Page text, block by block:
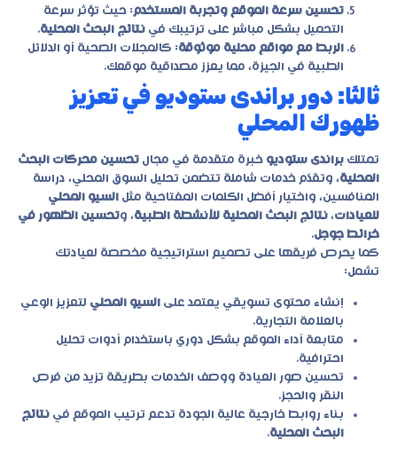
تحسين سرعة الموقع وتجربة المستخدم: حيث تؤثر سرعة
التحميل بشكل مباشر على ترتيبك في نتائج البحث المحلية.
الربط مع مواقع محلية موثوقة: كالمجلات الصحية أو الدلائل
الطبية في الجيزة، مما يعزز مصداقية موقعك.
ثالثًا: دور براندى ستوديو في تعزيز
ظهورك المحلي
تمتلك براندى ستوديو خبرة متقدمة في مجال تحسين محركات البحث
المحلية، وتقدّم خدمات شاملة تتضمن تحليل السوق المحلي، دراسة
المنافسين، واختيار أفضل الكلمات المفتاحية مثل السيو المحلي
للعيادات، نتائج البحث المحلية للأنشطة الطبية، وتحسين الظهور في
خرائط جوجل.
كما يحرص فريقها على تصميم استراتيجية مخصصة لعيادتك
تشمل:
إنشاء محتوى تسويقي يعتمد على السيو المحلي لتعزيز الوعي
بالعلامة التجارية.
متابعة أداء الموقع بشكل دوري باستخدام أدوات تحليل
احترافية.
تحسين صور العيادة ووصف الخدمات بطريقة تزيد من فرص
النقر والحجز.
بناء روابط خارجية عالية الجودة تدعم ترتيب الموقع في نتائج
البحث المحلية.